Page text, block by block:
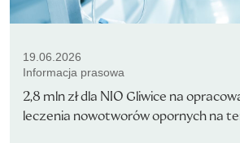
19.06.2026
Informacja prasowa
2,8 mln zł dla NIO Gliwice na
leczenia nowotworów opornych na